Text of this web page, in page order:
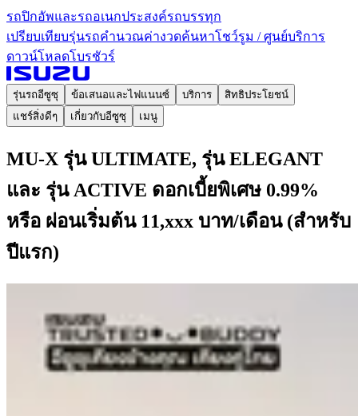
รถปิกอัพและรถอเนกประสงค์รถบรรทุก
เปรียบเทียบรุ่นรถคำนวณค่างวดค้นหาโชว์รูม / ศูนย์บริการ
ดาวน์โหลดโบรชัวร์
รุ่นรถอีซูซุ ข้อเสนอและไฟแนนซ์ บริการ
สิทธิประโยชน์
แชร์สิ่งดีๆ
เกี่ยวกับอีซูซุ เมนู
MU-X รุ่น ULTIMATE, รุ่น ELEGANT
และ รุ่น ACTIVE ดอกเบี้ยพิเศษ 0.99%
หรือ ผ่อนเริ่มต้น 11,xxx บาท/เดือน (สำหรับ
ปีแรก)